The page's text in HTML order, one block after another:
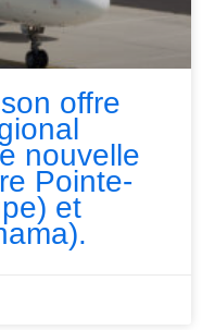
offre
nouvelle
Pointe-
et